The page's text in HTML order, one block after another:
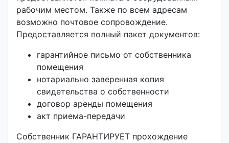
рабочим местом. Также по всем адресам
возможно почтовое сопровождение.
Предоставляется полный пакет документов:
гарантийное письмо от собственника
помещения
нотариально заверенная копия
свидетельства о собственности
договор аренды помещения
акт приема-передачи
Собственник ГАРАНТИРУЕТ прохождение